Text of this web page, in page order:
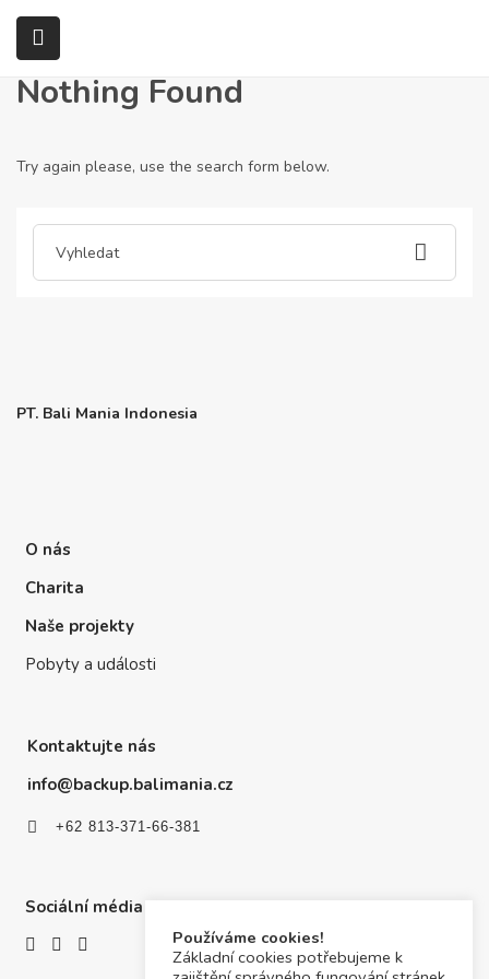
Home
Nothing Found
Try again please, use the search form below.
PT. Bali Mania Indonesia
O nás
Charita
Naše projekty
Pobyty a události
Kontaktujte nás
info@backup.balimania.cz
+62 813-371-66-381
Sociální média
Používáme cookies!
Základní cookies potřebujeme k